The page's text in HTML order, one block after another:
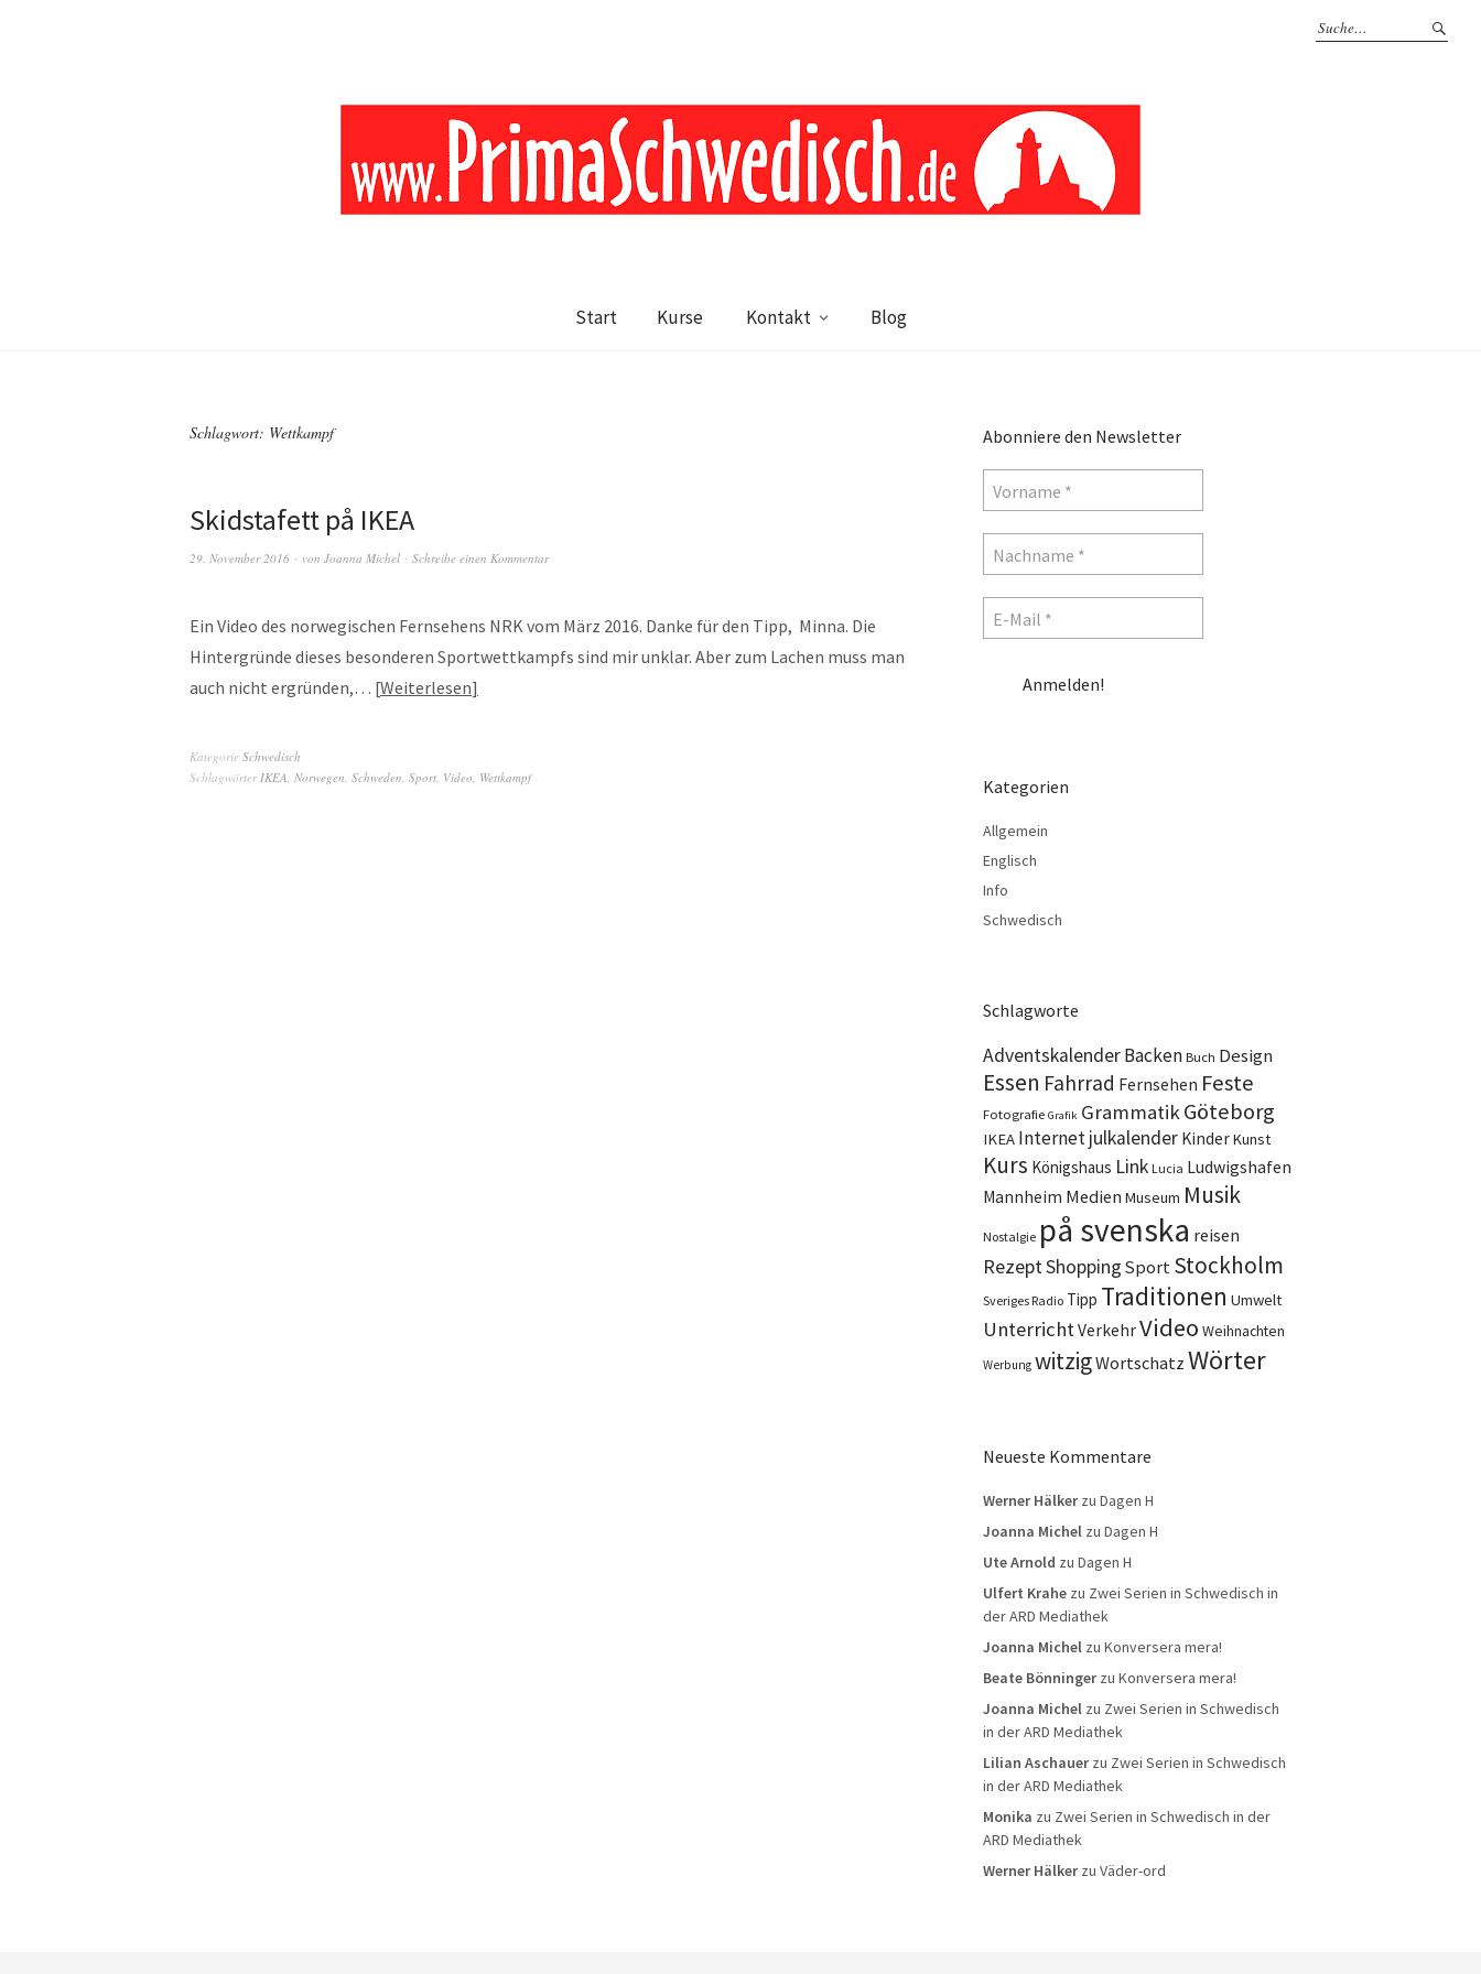
Start Kurse Kontakt Blog
Schlagwort: Wettkampf
Skidstafett på IKEA
29. November 2016 von Joanna Michel Schreibe einen Kommentar
Ein Video des norwegischen Fernsehens NRK vom März 2016. Danke für den Tipp, Minna. Die
Hintergründe dieses besonderen Sportwettkampfs sind mir unklar. Aber zum Lachen muss man
auch nicht ergründen,… Weiterlesen
Kategorie Schwedisch
SchlagwörterIKEA, Norwegen, Schweden, Sport, Video, Wettkampf
Abonniere den Newsletter
Kategorien
Allgemein
Englisch
Info
Schwedisch
Schlagworte
AdventskalenderBacken Buch Design
Essen Fahrrad Fernsehen Feste
Fotografie Grafik GrammatikGöteborg
IKEA Internetjulkalender KinderKunst
Kurs Königshaus Link Lucia Ludwigshafen
Mannheim Medien Museum Musik
Nostalgie på svenska reisen
RezeptShopping Sport Stockholm
Sveriges Radio Tipp Traditionen Umwelt
UnterrichtVerkehrVideo Weihnachten
Werbung witzigWortschatz Wörter
Neueste Kommentare
Werner Hälkerzu Dagen H
Joanna Michel zu Dagen H
Ute Arnold zu Dagen H
Ulfert Krahe zu Zwei Serien in Schwedisch in
der ARD Mediathek
Joanna Michel zu Konversera mera!
Beate Bönningerzu Konversera mera!
Joanna Michel zu Zwei Serien in Schwedisch
in der ARD Mediathek
Lilian Aschauerzu Zwei Serien in Schwedisch
in der ARD Mediathek
Monika zu Zwei Serien in Schwedisch in der
ARD Mediathek
Werner Hälkerzu Väder-ord